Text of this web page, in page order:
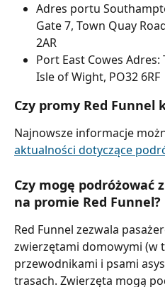
Adres portu
Gate 7, Town Quay
2AR
Port East Cowes Adres:
Isle of Wight, PO32 6RF
Czy promy Red Funnel
Najnowsze informacje
aktualności dotyczące
Czy mogę podróżować
na promie Red Funnel?
Red Funnel zezwala
zwierzętami domowymi (w
przewodnikami i psami
trasach. Zwierzęta mogą